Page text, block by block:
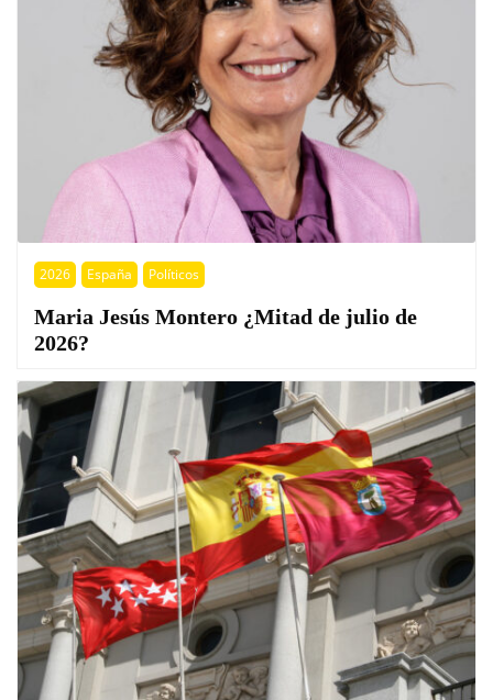
2026 España Políticos
Maria Jesús Montero ¿Mitad de julio de
2026?